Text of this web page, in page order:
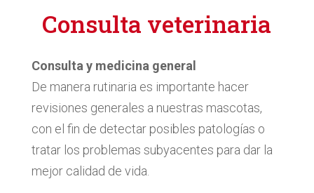
Consulta veterinaria
Consulta y medicina general
De manera rutinaria es importante hacer
revisiones generales a nuestras mascotas,
con el fin de detectar posibles patologías o
tratar los problemas subyacentes para dar la
mejor calidad de vida.